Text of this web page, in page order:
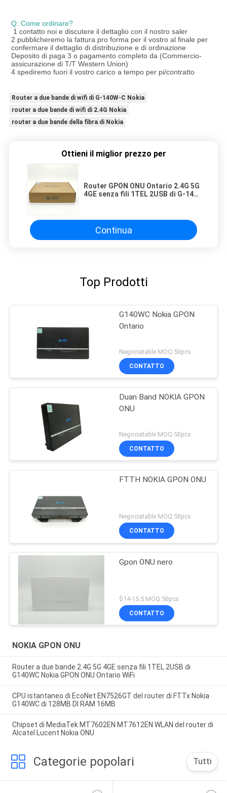
Q: Come ordinare?
1 contatto noi e discutere il dettaglio con il nostro saler
2 pubblicheremo la fattura pro forma per il vostro al finale per
confermare il dettaglio di distribuzione e di ordinazione
Deposito di paga 3 o pagamento completo da (Commercio-
assicurazione di T/T Western Union)
4 spediremo fuori il vostro carico a tempo per pi/contratto
Router a due bande di wifi di G-140W-C Nokia
router a due bande di wifi di 2.4G Nokia
router a due bande della fibra di Nokia
Ottieni il miglior prezzo per
Router GPON ONU Ontario 2.4G 5G
4GE senza fili 1TEL 2USB di G-140
Continua
Top Prodotti
G140WC Nokia GPON
Ontario
Negociatable MOQ:50pcs
CONTATTO
Duan Band NOKIA GPON
ONU
Negociatable MOQ:50pcs
CONTATTO
FTTH NOKIA GPON ONU
Negociatable MOQ:50pcs
CONTATTO
Gpon ONU nero
$14-15.5 MOQ:50pcs
CONTATTO
NOKIA GPON ONU
Router a due bande 2.4G 5G 4GE senza fili 1TEL 2USB di
G140WC Nokia GPON ONU Ontario WiFi
CPU istantaneo di EcoNet EN7526GT del router di FTTx Nokia
G140WC di 128MB DI RAM 16MB
Chipset di MediaTek MT7602EN MT7612EN WLAN del router di
Alcatel Lucent Nokia ONU
Categorie popolari Tutti